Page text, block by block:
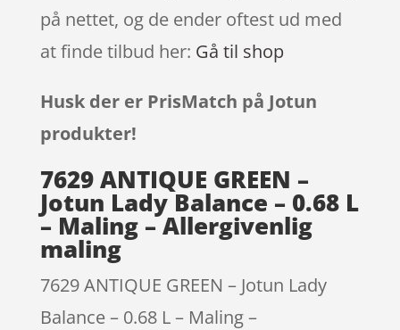
på nettet, og de ender oftest ud med
at finde tilbud her: Gå til shop
Husk der er PrisMatch på Jotun
produkter!
7629 ANTIQUE GREEN –
Jotun Lady Balance – 0.68 L
– Maling – Allergivenlig
maling
7629 ANTIQUE GREEN – Jotun Lady
Balance – 0.68 L – Maling –